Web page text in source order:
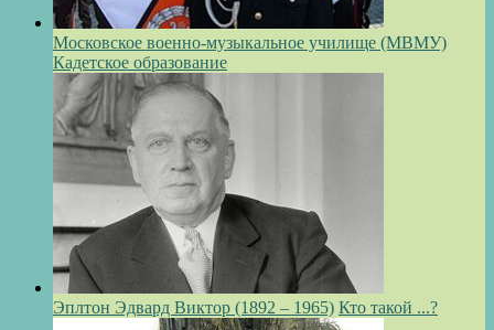
Московское военно-музыкальное училище (МВМУ)
Кадетское образование
Эплтон Эдвард Виктор (1892 – 1965) Кто такой ...?